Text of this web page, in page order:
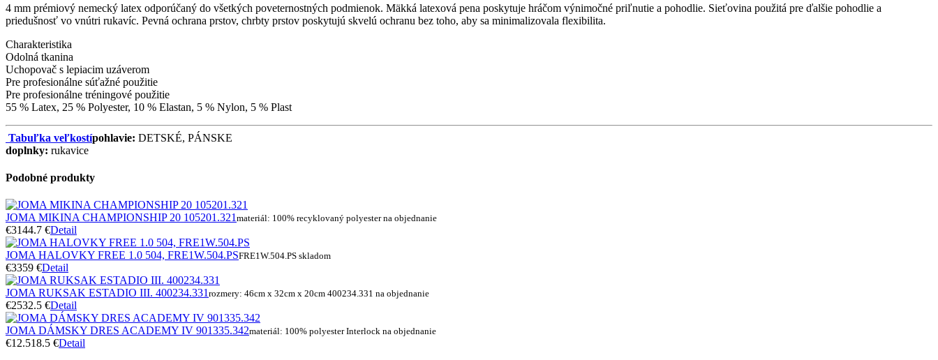
4 mm prémiový nemecký latex odporúčaný do všetkých poveternostných podmienok. Mäkká latexová pena poskytuje hráčom výnimočné priľnutie a pohodlie. Sieťovina použitá pre ďalšie pohodlie a
priedušnosť vo vnútri rukavíc. Pevná ochrana prstov, chrbty prstov poskytujú skvelú ochranu bez toho, aby sa minimalizovala flexibilita.
Charakteristika
Odolná tkanina
Uchopovač s lepiacim uzáverom
Pre profesionálne súťažné použitie
Pre profesionálne tréningové použitie
55 % Latex, 25 % Polyester, 10 % Elastan, 5 % Nylon, 5 % Plast
Tabuľka veľkostípohlavie: DETSKÉ, PÁNSKE
doplnky: rukavice
Podobné produkty
JOMA MIKINA CHAMPIONSHIP 20 105201.321materiál: 100% recyklovaný polyester na objednanie
€3144.7 €Detail
JOMA HALOVKY FREE 1.0 504, FRE1W.504.PSFRE1W.504.PS skladom
€3359 €Detail
JOMA RUKSAK ESTADIO III. 400234.331rozmery: 46cm x 32cm x 20cm 400234.331 na objednanie
€2532.5 €Detail
JOMA DÁMSKY DRES ACADEMY IV 901335.342materiál: 100% polyester Interlock na objednanie
€12.518.5 €Detail